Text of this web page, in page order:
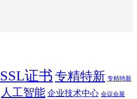
SSL证书 专精特新 专精特新
人工智能 企业技术中心 会议会展